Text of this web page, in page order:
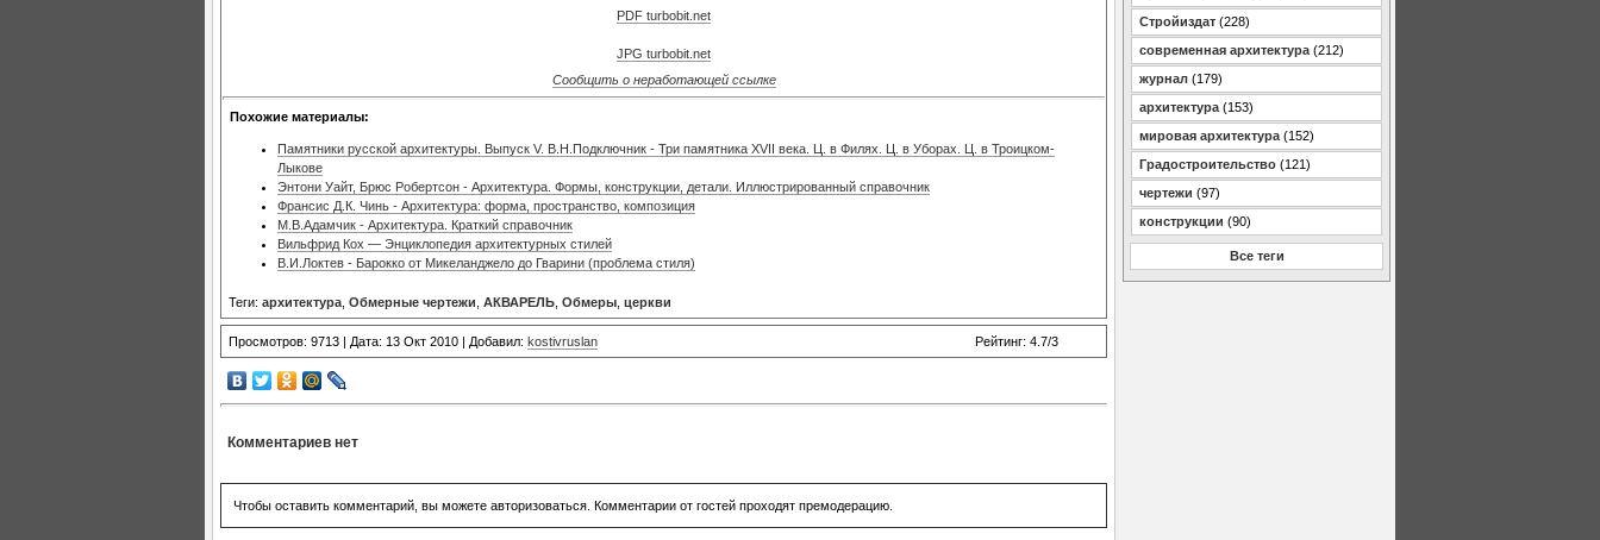
PDF turbobit.net
JPG turbobit.net
Сообщить о неработающей ссылке
Похожие материалы:
Памятники русской архитектуры. Выпуск V. В.Н.Подключник - Три памятника XVII века. Ц. в Филях. Ц. в Уборах. Ц. в Троицком-
Лыкове
Энтони Уайт, Брюс Робертсон - Архитектура. Формы, конструкции, детали. Иллюстрированный справочник
Франсис Д.К. Чинь - Архитектура: форма, пространство, композиция
М.В.Адамчик - Архитектура. Краткий справочник
Вильфрид Кох — Энциклопедия архитектурных стилей
В.И.Локтев - Барокко от Микеланджело до Гварини (проблема стиля)
Теги: архитектура Обмерные чертежи АКВАРЕЛЬ Обмеры церкви
Просмотров: 9713 | Дата: 13 Окт 2010 | Добавил: kostivruslan Рейтинг: 4.7/3
Комментариев нет
Чтобы оставить комментарий, вы можете авторизоваться. Комментарии от гостей проходят премодерацию.
Стройиздат (228)
современная архитектура (212)
журнал (179)
архитектура (153)
мировая архитектура (152)
Градостроительство (121)
чертежи (97)
конструкции (90)
Все теги